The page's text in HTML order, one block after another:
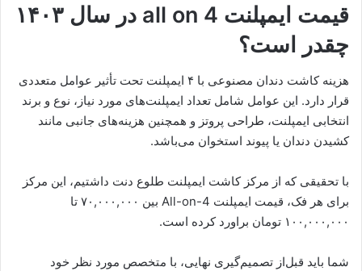
قیمت ایمپلنت all on 4 در سال ۱۴۰۳
چقدر است؟
هزینه کاشت دندان مصنوعی با ۴ ایمپلنت تحت تأثیر عوامل متعددی
قرار دارد. این عوامل شامل تعداد ایمپلنت‌های مورد نیاز، نوع و برند
انتخابی ایمپلنت، طراحی پروتز و همچنین هزینه‌های جانبی مانند
کشیدن دندان یا پیوند استخوان می‌باشد.
با تحقیقی که از مرکز کاشت ایمپلنت طلوع دنت داشتیم، این مرکز
برای هر فک، قیمت ایمپلنت All-on-4 بین ۷۰,۰۰۰,۰۰۰ تا
۱۰۰,۰۰۰,۰۰۰ تومان براورد کرده است.
شما باید قبل‌از تصمیم‌گیری نهایی، با متخصص مورد نظر خود